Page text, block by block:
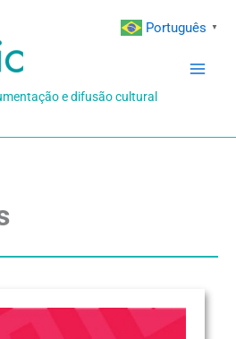
e difusão cultural
Português ▼